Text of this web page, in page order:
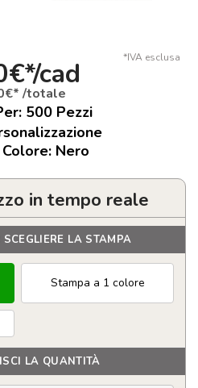
*IVA esclusa
cad
/totale
500 Pezzi
Nero
in tempo reale
SCEGLIERE LA STAMPA
Stampa a 1 colore
LA QUANTITÀ